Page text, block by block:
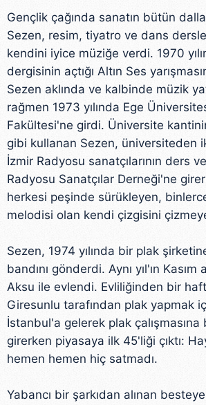
Gençlik çağında sanatın bütün
Sezen, resim, tiyatro ve dans
kendini iyice müziğe verdi. 1970
dergisinin açtığı Altın Ses
Sezen aklında ve kalbinde müzik
rağmen 1973 yılında Ege
Fakültesi'ne girdi. Üniversite
gibi kullanan Sezen, üniversiteden
İzmir Radyosu sanatçılarının ders
Radyosu Sanatçılar Derneği'ne
herkesi peşinde sürükleyen,
melodisi olan kendi çizgisini
Sezen, 1974 yılında bir plak
bandını gönderdi. Aynı yıl'ın Kasım
Aksu ile evlendi. Evliliğinden bir
Giresunlu tarafından plak yapmak
İstanbul'a gelerek plak çalışmasına
girerken piyasaya ilk 45'liği çıktı:
hemen hemen hiç satmadı.
Yabancı bir şarkıdan alınan besteye